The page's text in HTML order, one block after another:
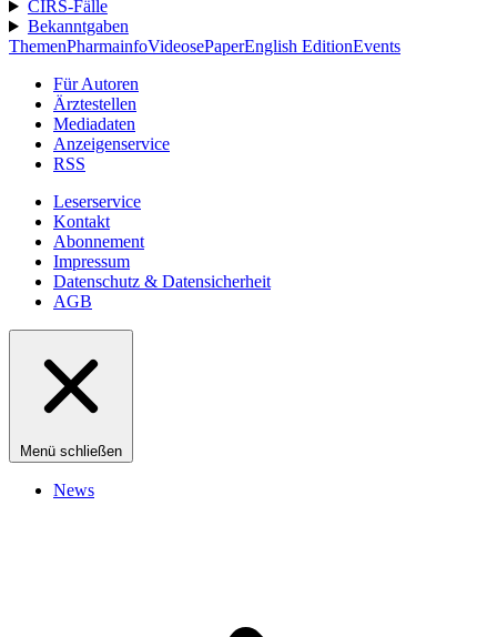
CIRS-Fälle
Bekanntgaben
ThemenPharmainfoVideosePaperEnglish EditionEvents
Für Autoren
Ärztestellen
Mediadaten
Anzeigenservice
RSS
Leserservice
Kontakt
Abonnement
Impressum
Datenschutz & Datensicherheit
AGB
Menü schließen
News